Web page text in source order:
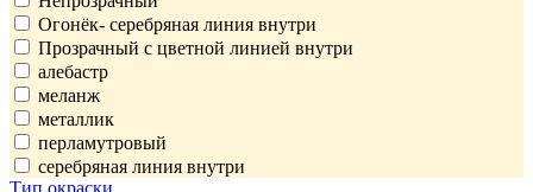
Огонёк- серебряная линия внутри
Прозрачный с цветной линией внутри
алебастр
меланж
металлик
перламутровый
серебряная линия внутри
Тип окраски